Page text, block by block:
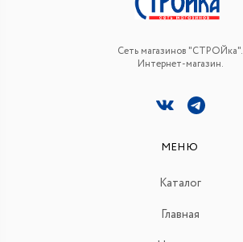
Сеть магазинов "СТРОЙка".
Интернет-магазин.
МЕНЮ
Каталог
Главная